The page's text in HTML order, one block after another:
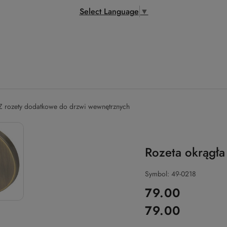
Select Language ▼
rozety dodatkowe do drzwi wewnętrznych
Rozeta
Symbol: 49-0218
cena:
79.00
Cena:
79.00